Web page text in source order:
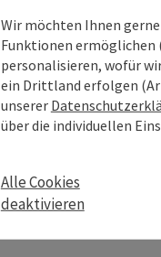
Wir möchten Ihnen
Funktionen ermöglichen
personalisieren, wofür
ein Drittland erfolgen
unserer
über die individuellen
Alle Cookies
deaktivieren